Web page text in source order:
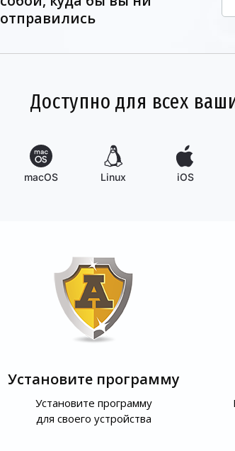
отправились
Доступно для всех
macOS Linux iOS
Установите программу
Установите программу
для своего устройства